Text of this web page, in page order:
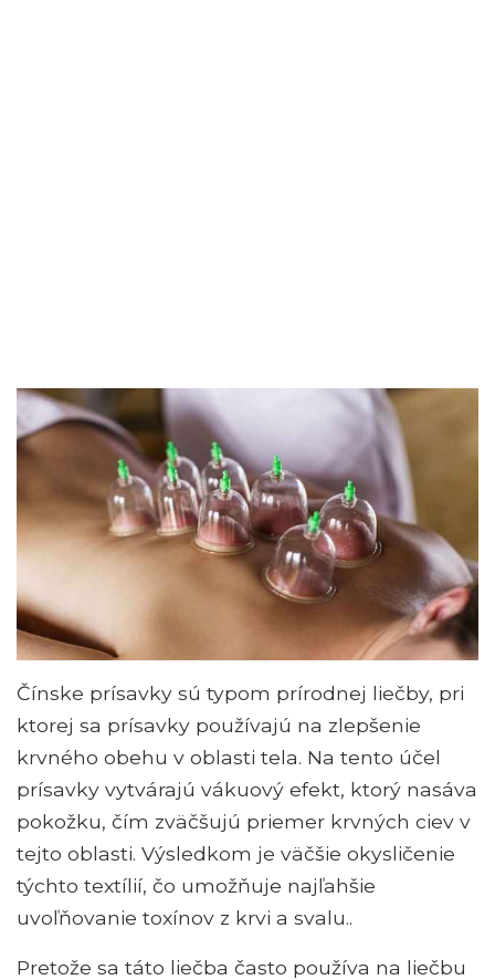
Čínske prísavky sú typom prírodnej liečby, pri
ktorej sa prísavky používajú na zlepšenie
krvného obehu v oblasti tela. Na tento účel
prísavky vytvárajú vákuový efekt, ktorý nasáva
pokožku, čím zväčšujú priemer krvných ciev v
tejto oblasti. Výsledkom je väčšie okysličenie
týchto textílií, čo umožňuje najľahšie
uvoľňovanie toxínov z krvi a svalu..
Pretože sa táto liečba často používa na liečbu